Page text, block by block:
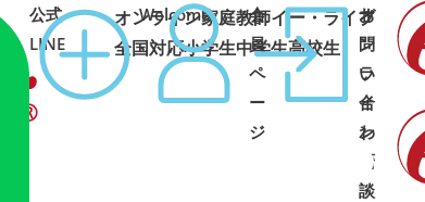
オンライン家庭教師イー・ライブ
全国対応小学生中学生高校生
公式
LINE
Welcome
会
員
ペ
ー
ジ
オ
ン
ラ
イ
ン
面
談
お
問
い
合
わ
せ
・
➜
21:00 土日祝可
コース